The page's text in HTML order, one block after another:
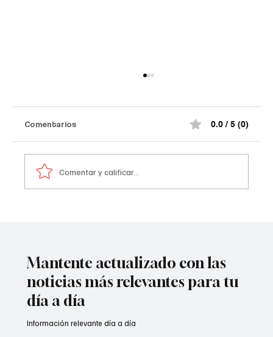
Comentarios 0.0 / 5 (0)
Comentar y calificar...
Mantente actualizado con las
noticias más relevantes para tu
día a día
Información relevante día a día